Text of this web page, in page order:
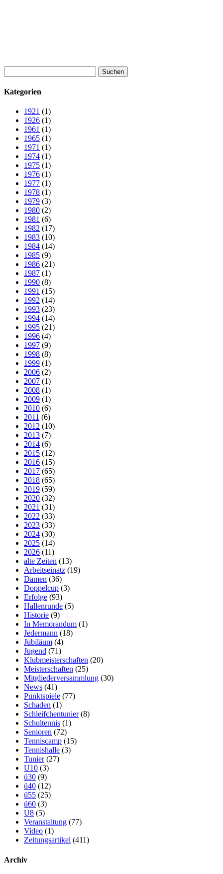
nach:
Kategorien
1921 (1)
1926 (1)
1961 (1)
1965 (1)
1971 (1)
1974 (1)
1975 (1)
1976 (1)
1977 (1)
1978 (1)
1979 (3)
1980 (2)
1981 (6)
1982 (17)
1983 (10)
1984 (14)
1985 (9)
1986 (21)
1987 (1)
1990 (8)
1991 (15)
1992 (14)
1993 (23)
1994 (14)
1995 (21)
1996 (4)
1997 (9)
1998 (8)
1999 (1)
2006 (2)
2007 (1)
2008 (1)
2009 (1)
2010 (6)
2011 (6)
2012 (10)
2013 (7)
2014 (6)
2015 (12)
2016 (15)
2017 (65)
2018 (65)
2019 (59)
2020 (32)
2021 (31)
2022 (33)
2023 (33)
2024 (30)
2025 (14)
2026 (11)
alte Zeiten (13)
Arbeitseinatz (19)
Damen (36)
Doppelcup (3)
Erfolge (93)
Hallenrunde (5)
Historie (9)
In Memorandum (1)
Jedermann (18)
Jubiläum (4)
Jugend (71)
Klubmeisterschaften (20)
Meisterschaften (25)
Mitgliederversammlung (30)
News (41)
Punktspiele (77)
Schaden (1)
Schleifchentunier(8)
Schultennis (1)
Senioren (72)
Tenniscamp (15)
Tennishalle (3)
Tunier(27)
U10 (3)
ü30 (9)
ü40 (12)
ü55 (25)
ü60 (3)
U8 (5)
Veranstaltung (77)
Video (1)
Zeitungsartikel (411)
Archiv